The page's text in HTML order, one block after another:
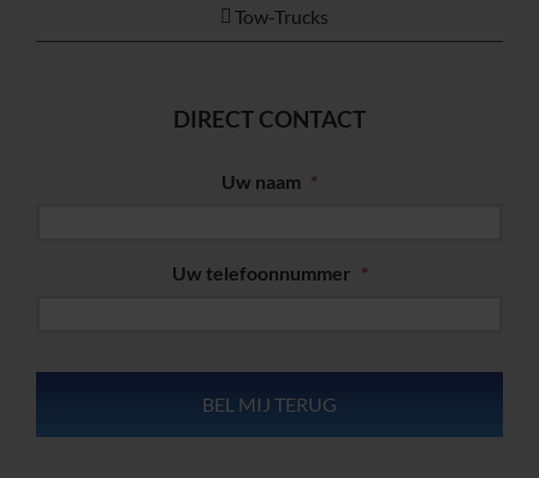
Tow-Trucks
DIRECT CONTACT
Uw naam *
Uw telefoonnummer *